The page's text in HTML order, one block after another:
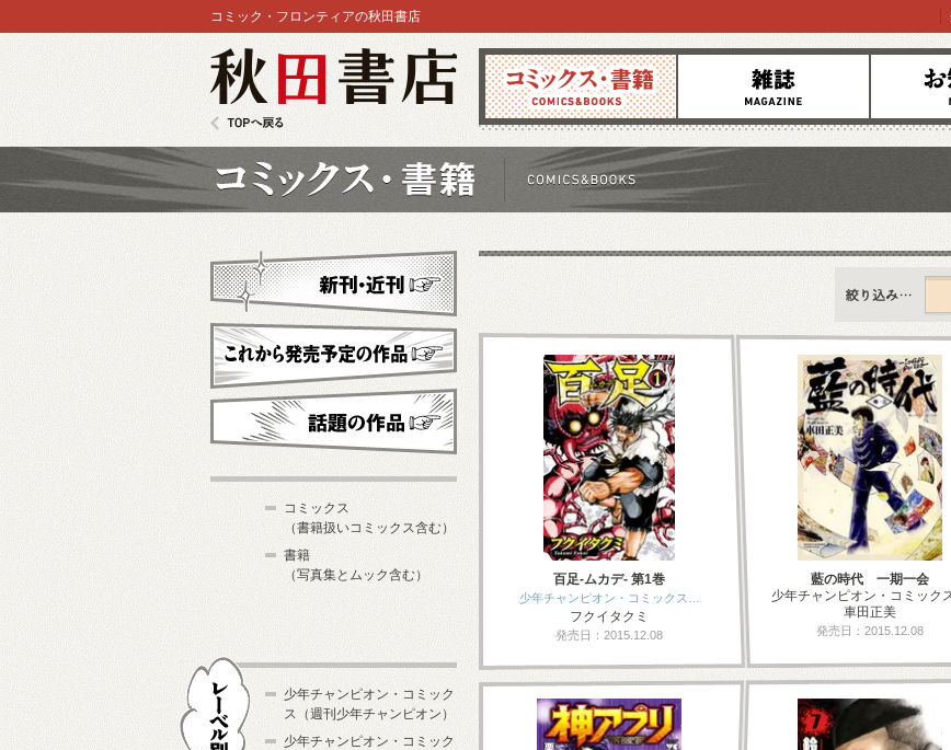
コミックス 雑誌 お知らせ
コミック・フロンティアの秋田書店
新刊情報
す
百足-ムカデ- 第1巻
少年チャンピオン・コミックス…
フクイタクミ
発売日：2015.12.08
藍の時代 一期一会
少年チャンピオン・コミック
車田正美
発売日：2015.12.08
新刊・近刊
これから発売予定
コミックス
（書籍扱いコミックス含む）
書籍
（写真集とムック含む）
少年チャンピオン・コミック
ス（週刊少年チャンピオン）
少年チャンピオン・コミック